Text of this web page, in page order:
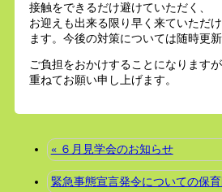
接触をできるだけ避けていただく、
お迎えも出来る限り早く来ていただ
ます。今後の対策については随時更新
ご負担をおかけすることになります
重ねてお願い申し上げます。
« ６月見学会のお知らせ
緊急事態宣言発令についての保